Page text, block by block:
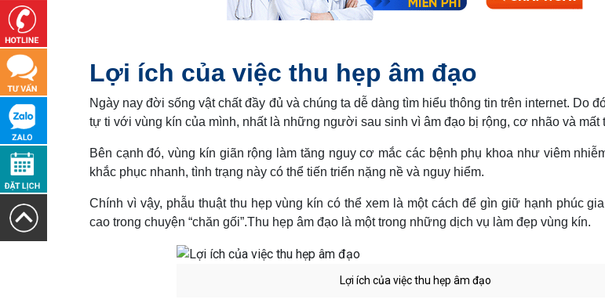
Lợi ích của việc thu hẹp âm đạo
Ngày nay đời sống vật chất đầy đủ và chúng ta dễ dàng tìm hiểu thông tin trên internet. Do
tự ti với vùng kín của mình, nhất là những người sau sinh vì âm đạo bị rộng, cơ nhão và mất
Bên cạnh đó, vùng kín giãn rộng làm tăng nguy cơ mắc các bệnh phụ khoa như viêm
khắc phục nhanh, tình trạng này có thể tiến triển nặng nề và nguy hiểm.
Chính vì vậy, phẫu thuật thu hẹp vùng kín có thể xem là một cách để gìn giữ hạnh phúc
cao trong chuyện “chăn gối”.Thu hẹp âm đạo là một trong những dịch vụ làm đẹp vùng kín.
Lợi ích của việc thu hẹp âm đạo